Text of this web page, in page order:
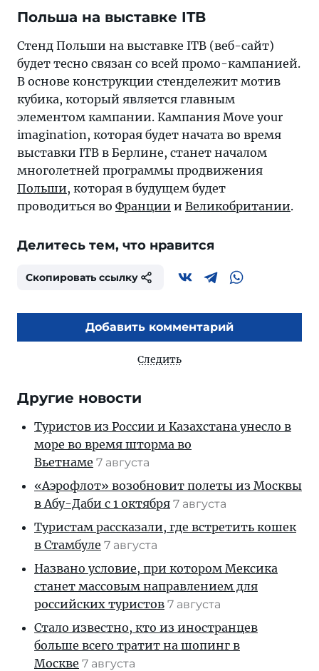
Польша на выставке ITB
Стенд Польши на выставке ITB (веб-сайт)
будет тесно связан со всей промо-кампанией.
В основе конструкции стендележит мотив
кубика, который является главным
элементом кампании. Кампания Move your
imagination, которая будет начата во время
выставки ITB в Берлине, станет началом
многолетней программы продвижения
Польши, которая в будущем будет
проводиться во Франции и Великобритании.
Делитесь тем, что нравится
Скопировать ссылку
Добавить комментарий
Следить
Другие новости
Туристов из России и Казахстана унесло в
море во время шторма во
Вьетнаме 7 августа
«Аэрофлот» возобновит полеты из Москвы
в Абу-Даби с 1 октября 7 августа
Туристам рассказали, где встретить кошек
в Стамбуле 7 августа
Названо условие, при котором Мексика
станет массовым направлением для
российских туристов 7 августа
Стало известно, кто из иностранцев
больше всего тратит на шопинг в
Москве 7 августа